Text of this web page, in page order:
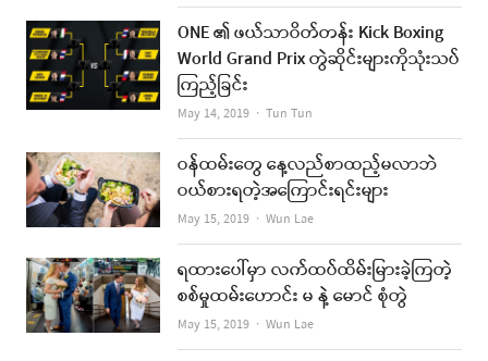
ONE ၏ ဖယ်သာဝိတ်တန်း Kick Boxing
World Grand Prix တွဲဆိုင်းများကိုသုံးသပ်
ကြည့်ခြင်း
May 14, 2019 Author
Tun Tun
ဝန်ထမ်းတွေ နေ့လည်စာထည့်မလာဘဲ
ဝယ်စားရတဲ့အကြောင်းရင်းများ
May 15, 2019 Author
Wun Lae
ရထားပေါ်မှာ လက်ထပ်ထိမ်းမြားခဲ့ကြတဲ့
စစ်မှုထမ်းဟောင်း မ နဲ့ မောင် စုံတွဲ
May 15, 2019 Author
Wun Lae